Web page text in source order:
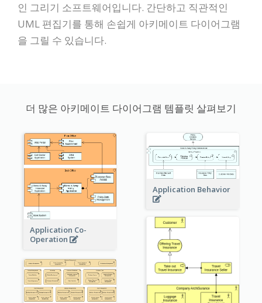
인 그리기 소프트웨어입니다. 간단하고 직관적인
UML 편집기를 통해 손쉽게 아키메이트 다이어그램
을 그릴 수 있습니다.
더 많은 아키메이트 다이어그램 템플릿 살펴보기
Application Co-
Operation
Application Behavior